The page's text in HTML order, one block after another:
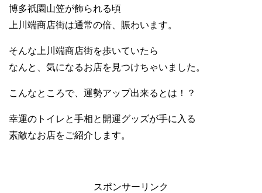
博多祇園山笠が飾られる頃
上川端商店街は通常の倍、賑わいます。
そんな上川端商店街を歩いていたら
なんと、気になるお店を見つけちゃいました。
こんなところで、運勢アップ出来るとは！？
幸運のトイレと手相と開運グッズが手に入る
素敵なお店をご紹介します。
スポンサーリンク